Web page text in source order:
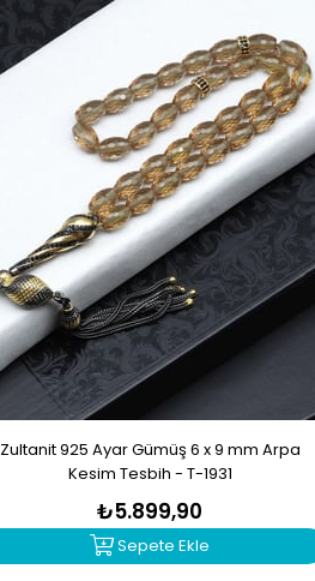
Zultanit 925 Ayar Gümüş 6 x 9 mm Arpa
Kesim Tesbih - T-1931
₺5.899,90
Sepete Ekle